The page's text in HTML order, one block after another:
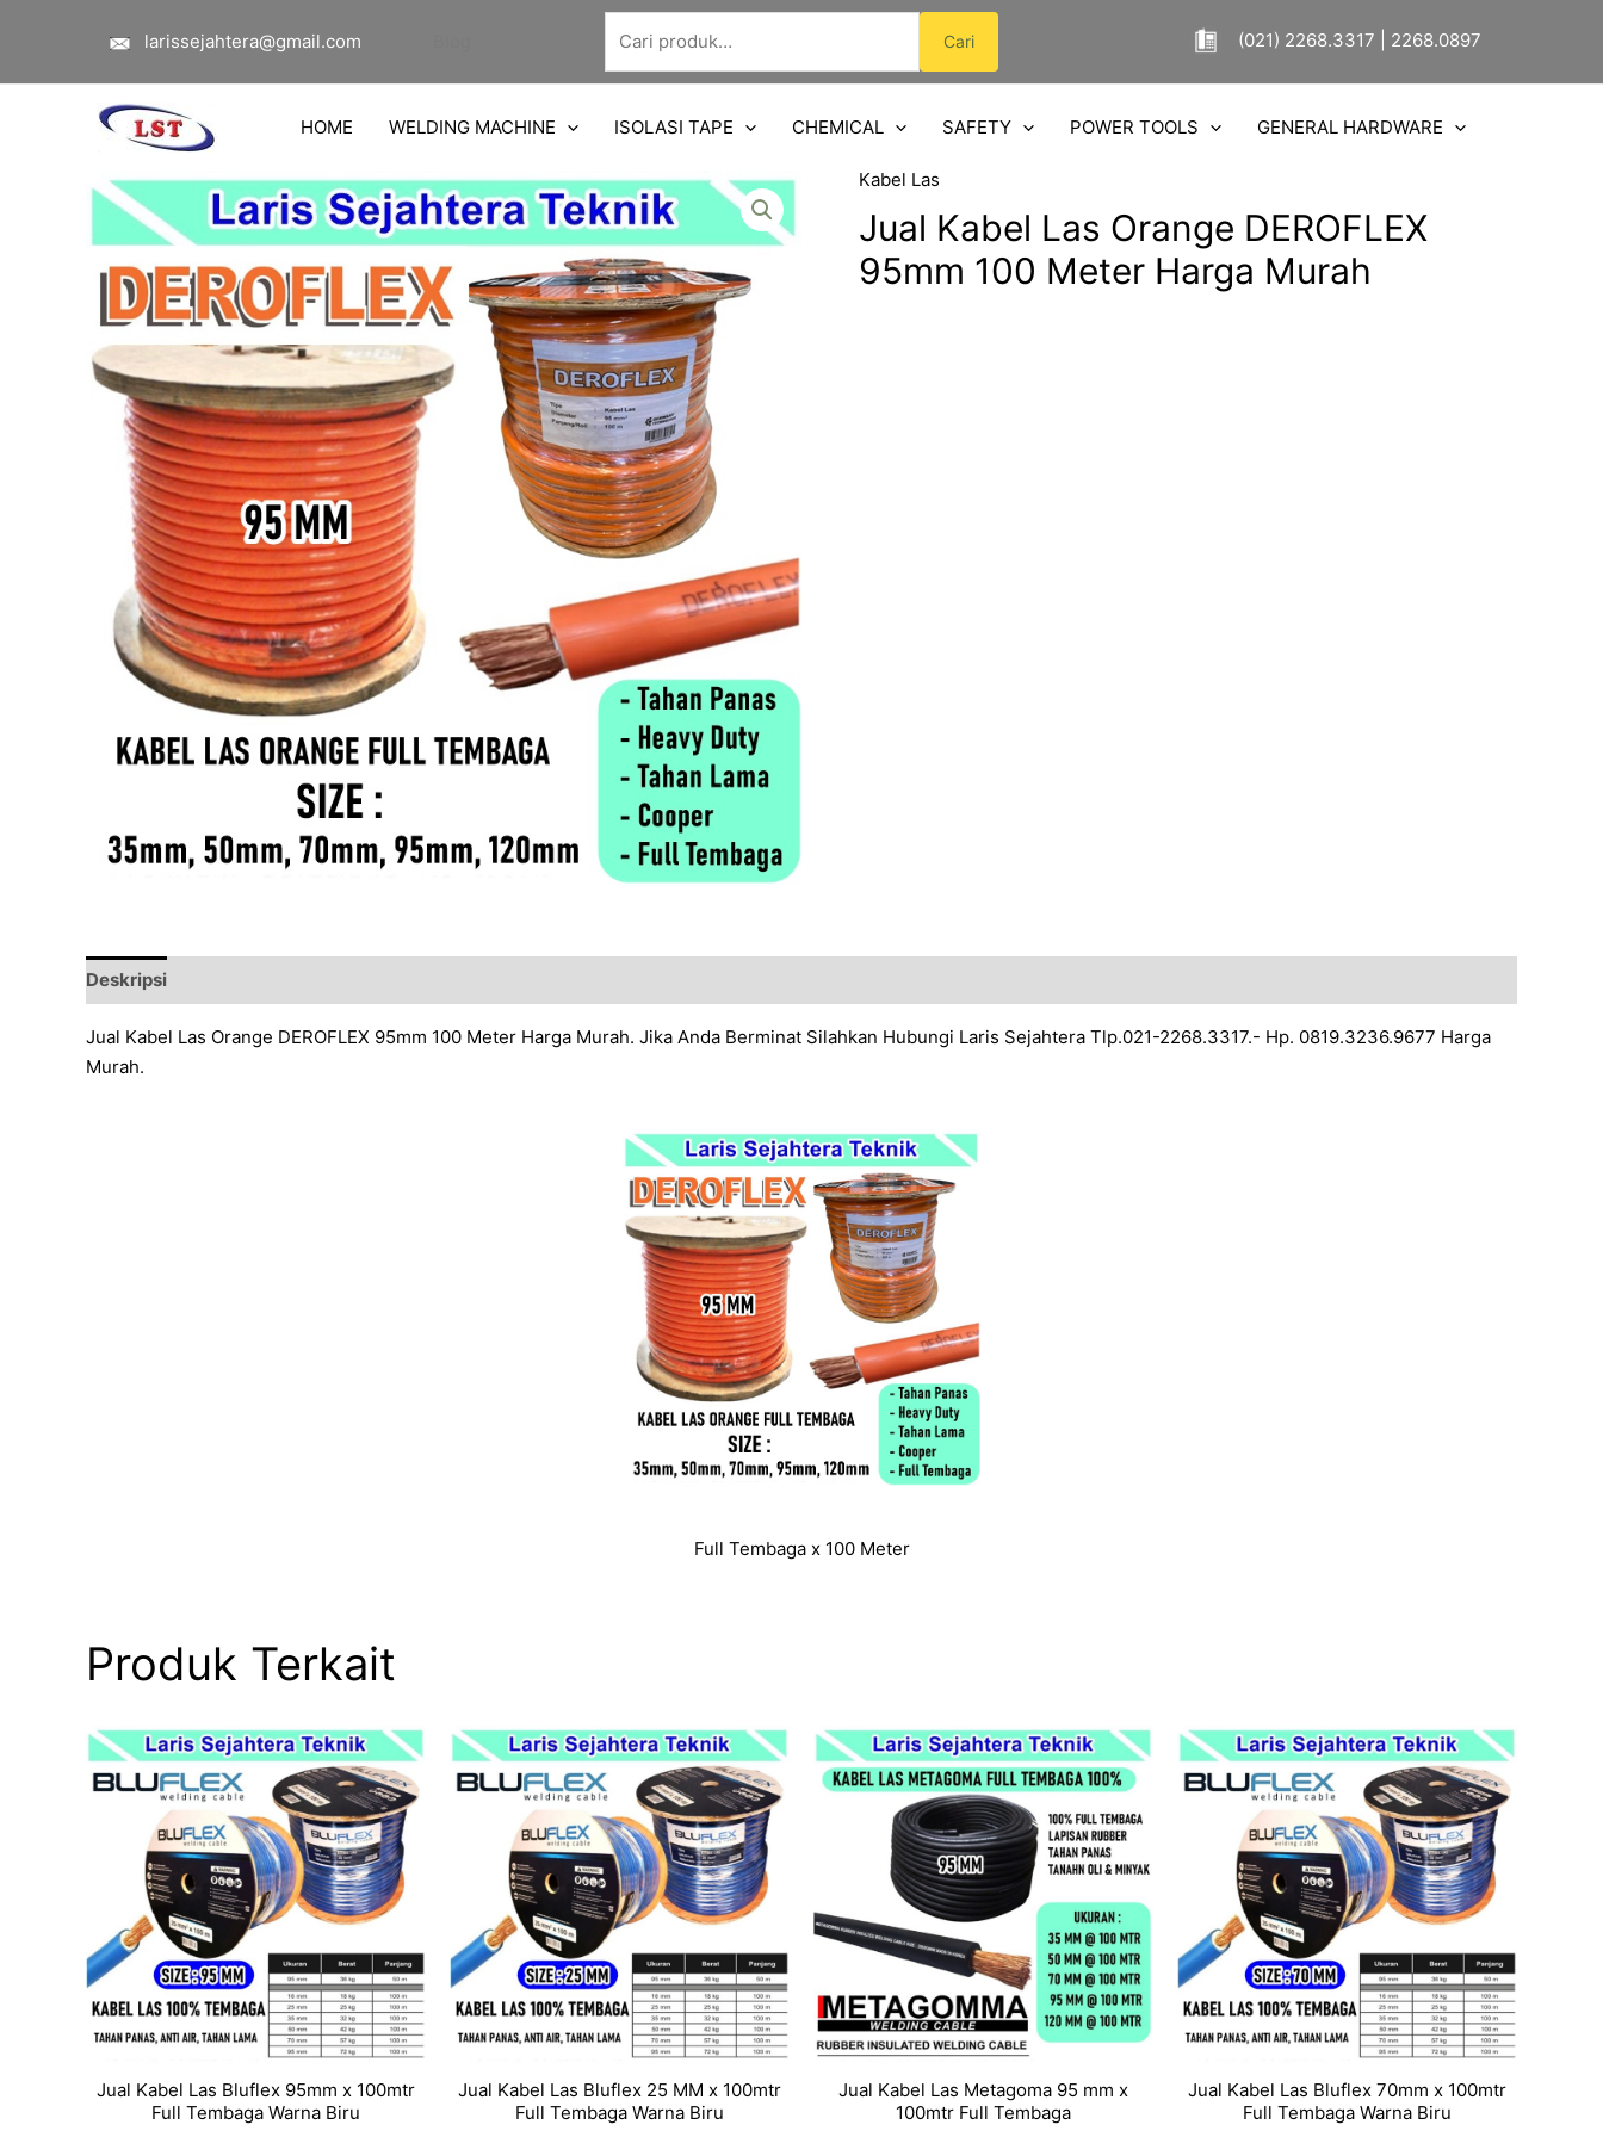
larissejahtera@gmail.com
Pencarian
untuk:
Cari (021) 2268.3317 | 2268.0897
HOME WELDING MACHINE ISOLASI TAPE CHEMICAL SAFETY POWER TOOLS GENERAL HARDWARE
Kabel Las
Jual Kabel Las Orange DEROFLEX
95mm 100 Meter Harga Murah
Deskripsi
Jual Kabel Las Orange DEROFLEX 95mm 100 Meter Harga Murah. Jika Anda Berminat Silahkan Hubungi Laris Sejahtera Tlp.021-2268.3317.- Hp. 0819.3236.9677 Harga
Murah.
Full Tembaga x 100 Meter
Produk Terkait
Jual Kabel Las Bluflex 95mm x 100mtr
Full Tembaga Warna Biru
Jual Kabel Las Bluflex 25 MM x 100mtr
Full Tembaga Warna Biru
Jual Kabel Las Metagoma 95 mm x
100mtr Full Tembaga
Jual Kabel Las Bluflex 70mm x 100mtr
Full Tembaga Warna Biru